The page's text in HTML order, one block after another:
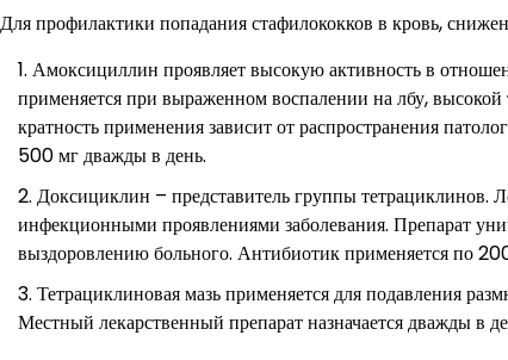
Для профилактики попадания стафилококков в кровь,
Амоксициллин проявляет высокую активность в
применяется при выраженном воспалении на лбу,
кратность применения зависит от распространения
500 мг дважды в день.
Доксициклин – представитель группы тетрациклинов.
инфекционными проявлениями заболевания. Препарат
выздоровлению больного. Антибиотик применяется по
Тетрациклиновая мазь применяется для подавления
Местный лекарственный препарат назначается дважды в